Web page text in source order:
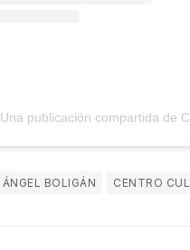
Una publicación compartida de
ÁNGEL BOLIGÁN CENTRO